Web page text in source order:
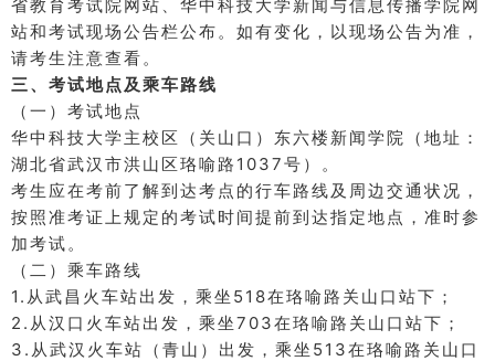
省教育考试院网站、华中科技大学新闻与信息传播学院网
站和考试现场公告栏公布。 如有变化，以现场公告为准，
请考生注意查看。
三、考试地点及乘车路线
（一）考试地点
华中科技大学主校区（关山口）东六楼新闻学院（地址：
湖北省武汉市洪山区珞喻路1037号）。
考生应在考前了解到达考点的行车路线及周边交通状况，
按照准考证上规定的考试时间提前到达指定地点，准时参
加考试。
（二）乘车路线
1.从武昌火车站出发，乘坐518在珞喻路关山口站下；
2.从汉口火车站出发，乘坐703在珞喻路关山口站下；
3.从武汉火车站（青山）出发，乘坐513在珞喻路关山口